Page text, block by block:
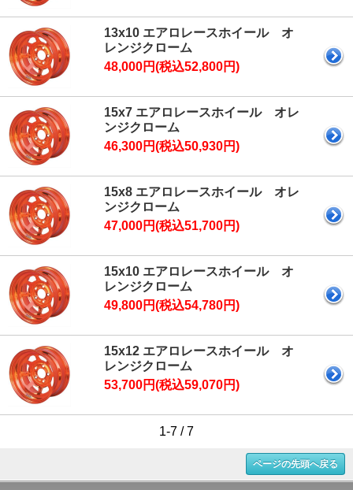
13x10 エアロレースホイール オ
レンジクローム
48,000円(税込52,800円)
15x7 エアロレースホイール オレ
ンジクローム
46,300円(税込50,930円)
15x8 エアロレースホイール オレ
ンジクローム
47,000円(税込51,700円)
15x10 エアロレースホイール オ
レンジクローム
49,800円(税込54,780円)
15x12 エアロレースホイール オ
レンジクローム
53,700円(税込59,070円)
1-7 / 7
ページの先頭へ戻る